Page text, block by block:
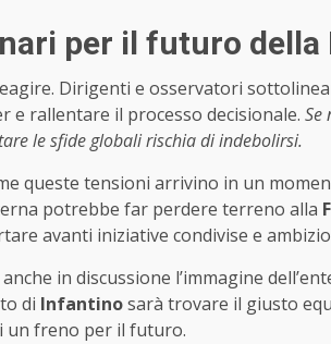
per il futuro della
Dirigenti e osservatori
e rallentare il processo decisionale. Se
le sfide globali rischia di indebolirsi.
queste tensioni arrivino in un
potrebbe far perdere terreno alla
avanti iniziative condivise e
in discussione l’immagine
di Infantinosarà trovare il giusto
un freno per il futuro.